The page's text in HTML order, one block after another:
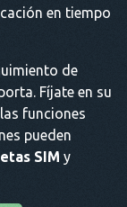
en tiempo
de
Fíjate en su
funciones
pueden
SIM y